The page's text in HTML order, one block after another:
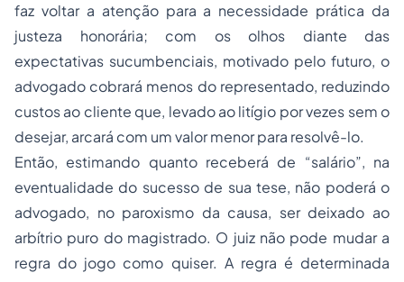
faz voltar a atenção para a necessidade prática da
justeza honorária; com os olhos diante das
expectativas sucumbenciais, motivado pelo futuro, o
advogado cobrará menos do representado, reduzindo
custos ao cliente que, levado ao litígio por vezes sem o
desejar, arcará com um valor menor para resolvê-lo.
Então, estimando quanto receberá de “salário”, na
eventualidade do sucesso de sua tese, não poderá o
advogado, no paroxismo da causa, ser deixado ao
arbítrio puro do magistrado. O juiz não pode mudar a
regra do jogo como quiser. A regra é determinada